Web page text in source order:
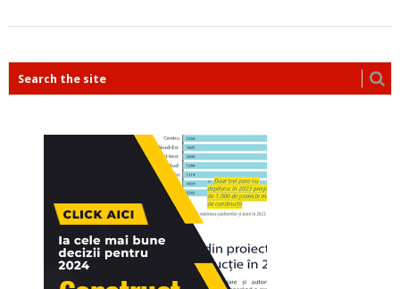
POSTS
NAVIGATION